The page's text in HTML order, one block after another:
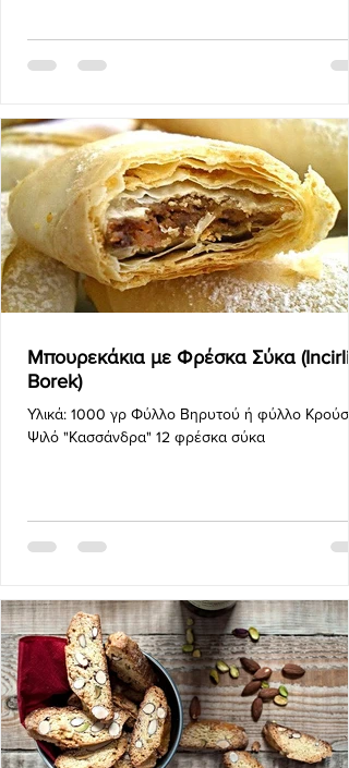
Μπουρεκάκια με Φρέσκα Σύκα (Incirli
Borek)
Υλικά: 1000 γρ Φύλλο Βηρυτού ή φύλλο Κρούστας
Ψιλό "Κασσάνδρα" 12 φρέσκα σύκα